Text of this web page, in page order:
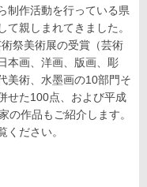
制作活動を行っている県
て親しまれてきました。
祭美術展の受賞（芸術
本画、洋画、版画、彫
美術、水墨画の10部門そ
せた100点、および平成
の作品もご紹介します。
ださい。